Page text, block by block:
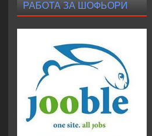
РАБОТА ЗА ШОФЬОРИ